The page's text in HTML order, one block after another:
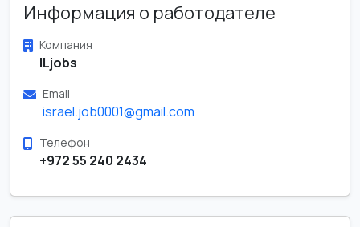
Информация о работодателе
Компания
ILjobs
Email
israel.job0001@gmail.com
Телефон
+972 55 240 2434